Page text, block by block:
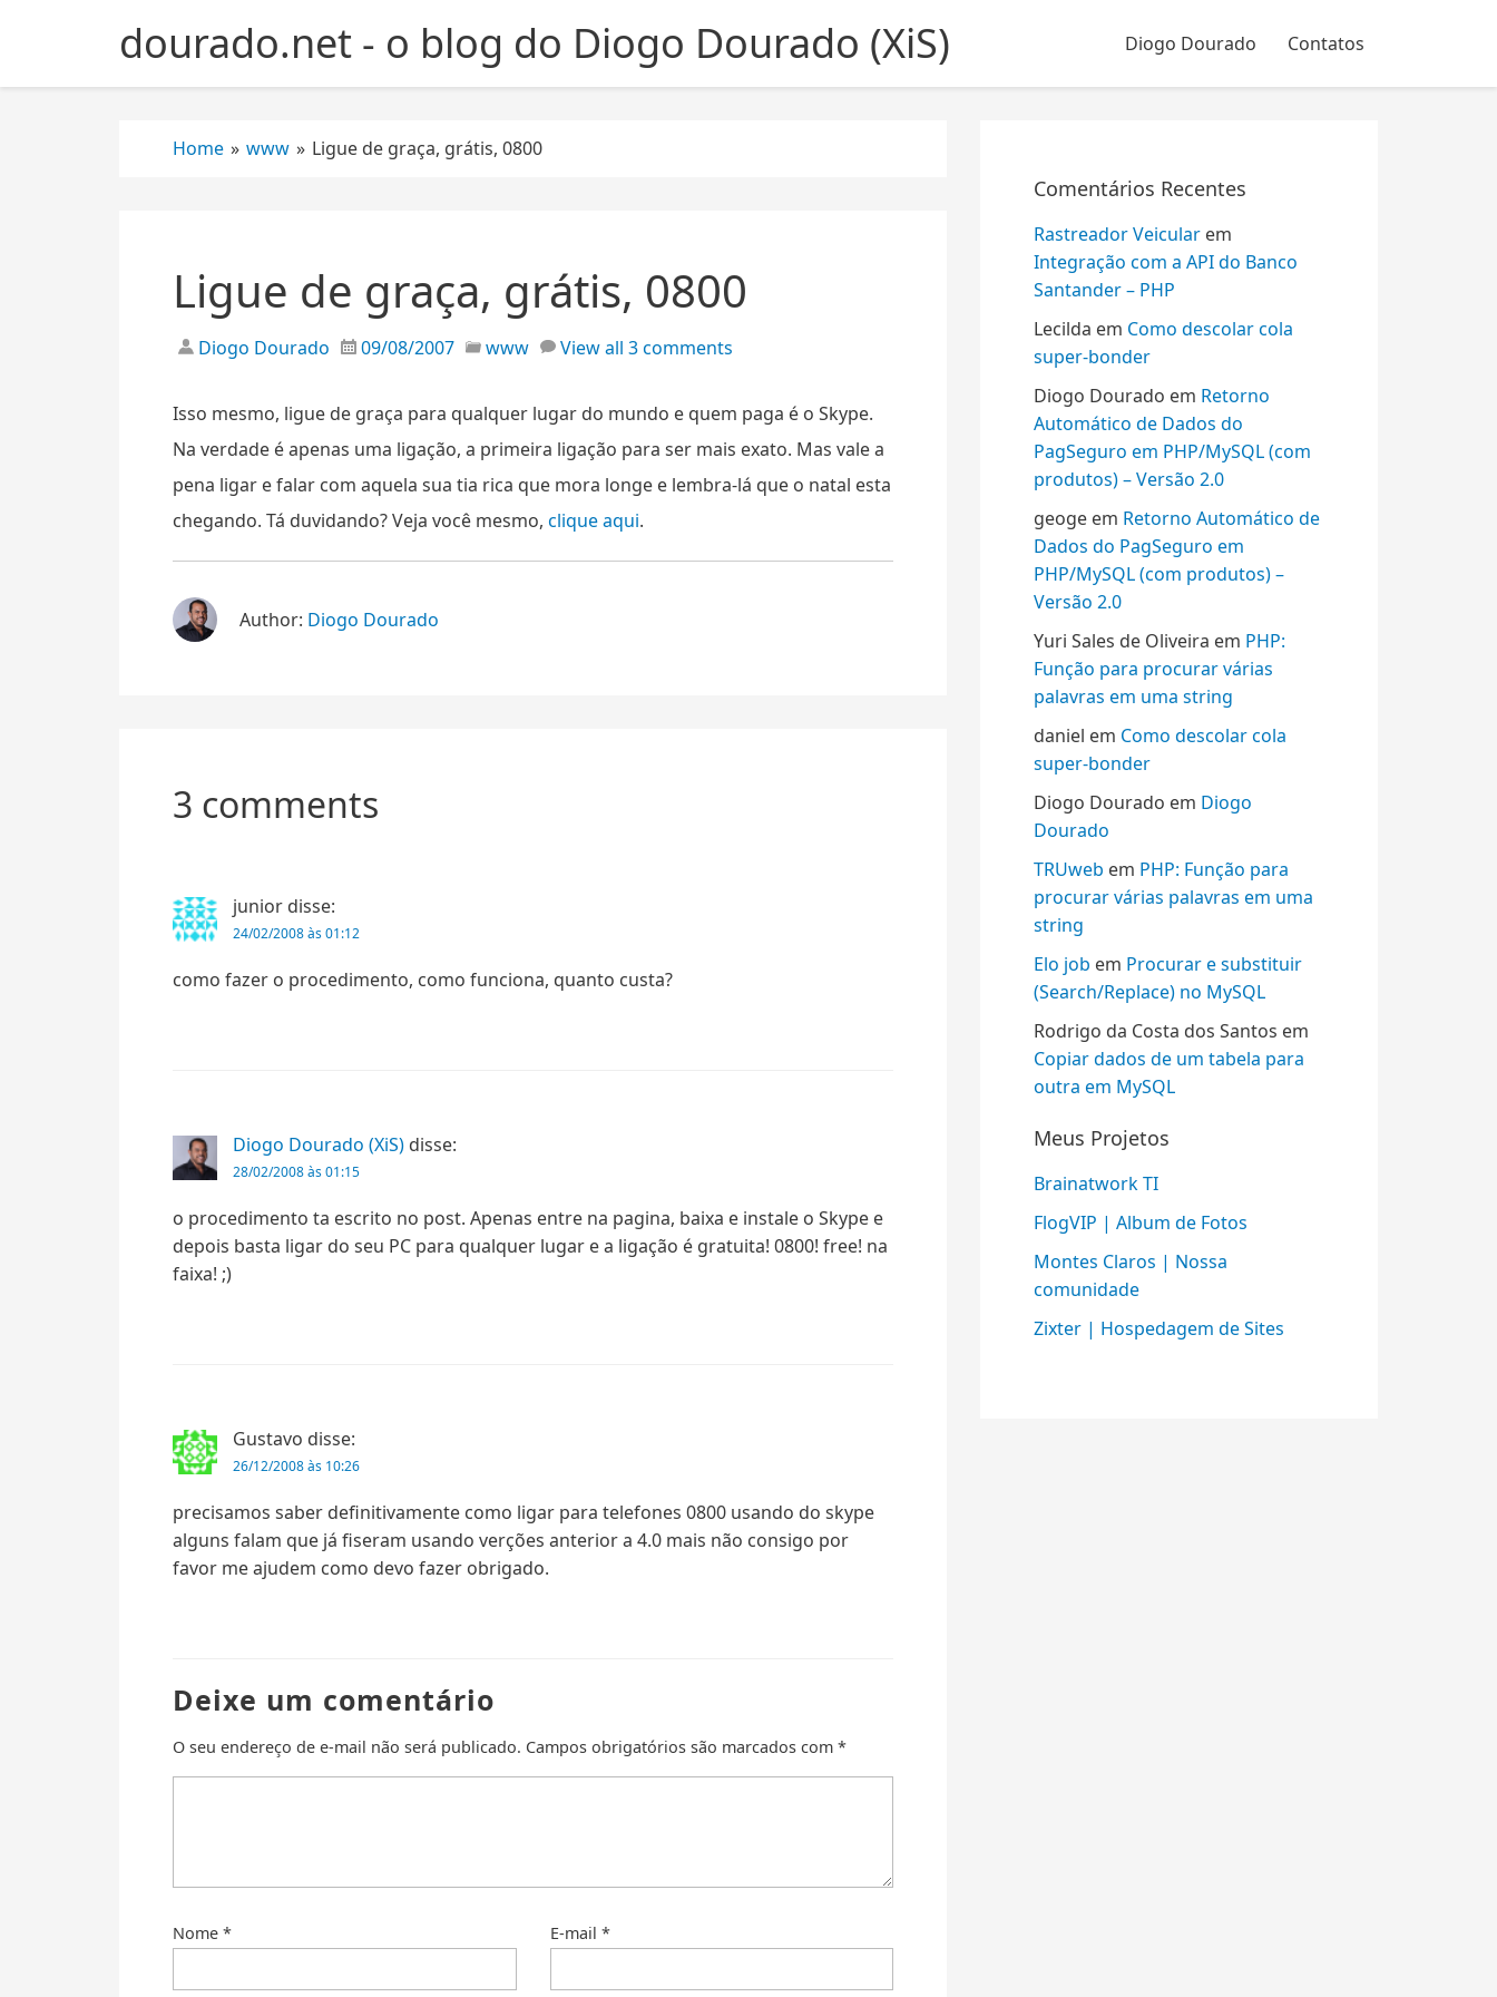
dourado.net - o blog do Diogo Dourado (XiS) Diogo Dourado Contatos
Home » www » Ligue de graça, grátis, 0800
Ligue de graça, grátis, 0800
Diogo Dourado 09/08/2007 www View all 3 comments
Isso mesmo, ligue de graça para qualquer lugar do mundo e quem paga é o Skype.
Na verdade é apenas uma ligação, a primeira ligação para ser mais exato. Mas vale a
pena ligar e falar com aquela sua tia rica que mora longe e lembra-lá que o natal esta
chegando. Tá duvidando? Veja você mesmo, clique aqui.
Author: Diogo Dourado
3 comments
junior disse:
24/02/2008 às 01:12
como fazer o procedimento, como funciona, quanto custa?
Diogo Dourado (XiS) disse:
28/02/2008 às 01:15
o procedimento ta escrito no post. Apenas entre na pagina, baixa e instale o Skype e
depois basta ligar do seu PC para qualquer lugar e a ligação é gratuita! 0800! free! na
faixa! ;)
Gustavo disse:
26/12/2008 às 10:26
precisamos saber definitivamente como ligar para telefones 0800 usando do skype
alguns falam que já fiseram usando verções anterior a 4.0 mais não consigo por
favor me ajudem como devo fazer obrigado.
Deixe um comentário
O seu endereço de e-mail não será publicado. Campos obrigatórios são marcados com *
Nome * E-mail *
Comentários Recentes
Rastreador Veicular em
Integração com a API do Banco
Santander – PHP
Lecilda em Como descolar cola
super-bonder
Diogo Dourado em Retorno
Automático de Dados do
PagSeguro em PHP/MySQL (com
produtos) – Versão 2.0
geoge em Retorno Automático de
Dados do PagSeguro em
PHP/MySQL (com produtos) –
Versão 2.0
Yuri Sales de Oliveira em PHP:
Função para procurar várias
palavras em uma string
daniel em Como descolar cola
super-bonder
Diogo Dourado em Diogo
Dourado
TRUweb em PHP: Função para
procurar várias palavras em uma
string
Elo job em Procurar e substituir
(Search/Replace) no MySQL
Rodrigo da Costa dos Santos em
Copiar dados de um tabela para
outra em MySQL
Meus Projetos
Brainatwork TI
FlogVIP | Album de Fotos
Montes Claros | Nossa
comunidade
Zixter | Hospedagem de Sites